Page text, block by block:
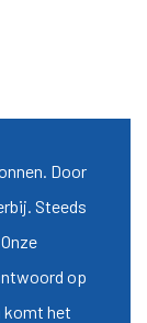
Door
Steeds
op
komt het